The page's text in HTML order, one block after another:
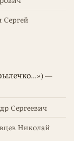
—
Сергеевич
Николай